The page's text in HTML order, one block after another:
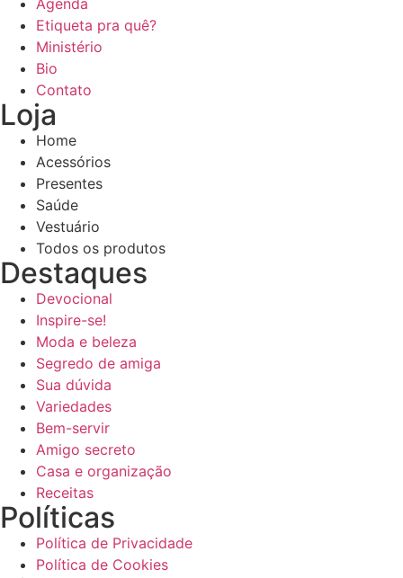
Agenda
Etiqueta pra quê?
Ministério
Bio
Contato
Loja
Home
Acessórios
Presentes
Saúde
Vestuário
Todos os produtos
Destaques
Devocional
Inspire-se!
Moda e beleza
Segredo de amiga
Sua dúvida
Variedades
Bem-servir
Amigo secreto
Casa e organização
Receitas
Políticas
Política de Privacidade
Política de Cookies